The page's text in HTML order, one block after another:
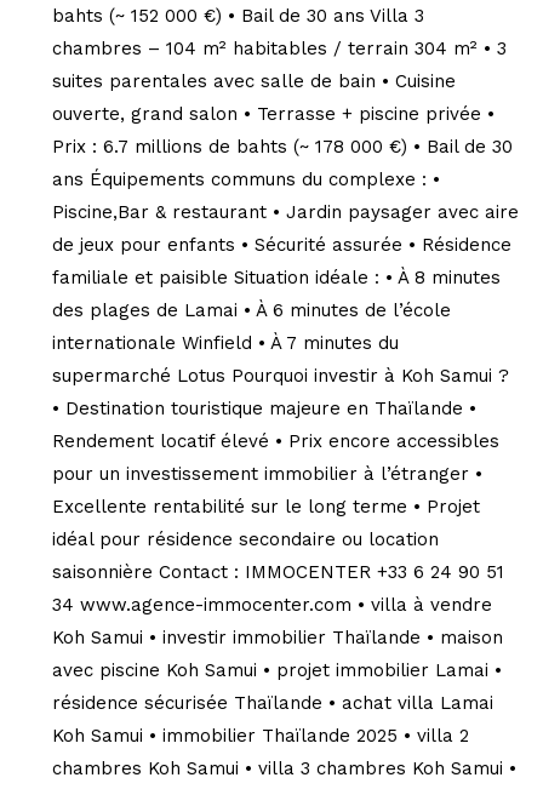
bahts (~ 152 000 €) • Bail de 30 ans Villa 3
chambres – 104 m² habitables / terrain 304 m² • 3
suites parentales avec salle de bain • Cuisine
ouverte, grand salon • Terrasse + piscine privée •
Prix : 6.7 millions de bahts (~ 178 000 €) • Bail de 30
ans Équipements communs du complexe : •
Piscine,Bar & restaurant • Jardin paysager avec aire
de jeux pour enfants • Sécurité assurée • Résidence
familiale et paisible Situation idéale : • À 8 minutes
des plages de Lamai • À 6 minutes de l’école
internationale Winfield • À 7 minutes du
supermarché Lotus Pourquoi investir à Koh Samui ?
• Destination touristique majeure en Thaïlande •
Rendement locatif élevé • Prix encore accessibles
pour un investissement immobilier à l’étranger •
Excellente rentabilité sur le long terme • Projet
idéal pour résidence secondaire ou location
saisonnière Contact : IMMOCENTER +33 6 24 90 51
34 www.agence-immocenter.com • villa à vendre
Koh Samui • investir immobilier Thaïlande • maison
avec piscine Koh Samui • projet immobilier Lamai •
résidence sécurisée Thaïlande • achat villa Lamai
Koh Samui • immobilier Thaïlande 2025 • villa 2
chambres Koh Samui • villa 3 chambres Koh Samui •